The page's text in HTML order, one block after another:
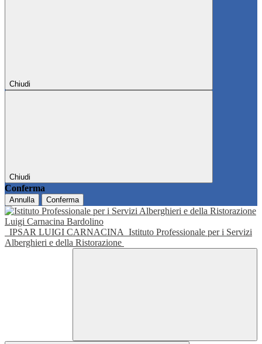
Chiudi
Chiudi
Conferma
Annulla Conferma
IPSAR LUIGI CARNACINA Istituto Professionale per i Servizi
Alberghieri e della Ristorazione